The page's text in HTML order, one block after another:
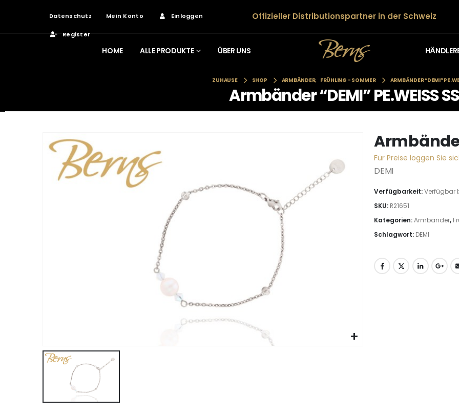
Datenschutz Mein Konto Einloggen
Register
Offizieller Distributionspartner in der Schweiz
HOME ALLE PRODUKTE ÜBER UNS
ZUHAUSE SHOP ARMBÄNDER, FRÜHLING - SOMMER ARMBÄNDER “DEMI”
Armbänder “DEMI” PE.WEISS SS
Armbänder
Für Preise loggen Sie
DEMI
Verfügbarkeit:Verfügbar
SKU: R21651
Kategorien:Armbänder,
Schlagwort: DEMI